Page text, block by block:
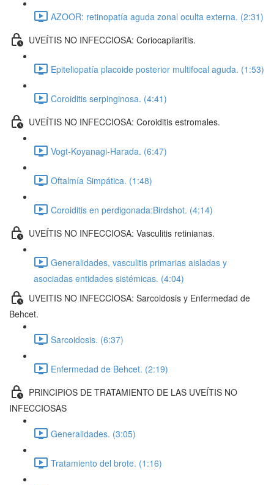
AZOOR: retinopatía aguda zonal oculta externa. (2:31)
UVEÍTIS NO INFECCIOSA: Coriocapilaritis.
Epiteliopatía placoide posterior multifocal aguda. (1:53)
Coroiditis serpinginosa. (4:41)
UVEÍTIS NO INFECCIOSA: Coroiditis estromales.
Vogt-Koyanagi-Harada. (6:47)
Oftalmía Simpática. (1:48)
Coroiditis en perdigonada:Birdshot. (4:14)
UVEÍTIS NO INFECCIOSA: Vasculitis retinianas.
Generalidades, vasculitis primarias aisladas y
asociadas entidades sistémicas. (4:04)
UVEITIS NO INFECCIOSA: Sarcoidosis y Enfermedad de
Behcet.
Sarcoidosis. (6:37)
Enfermedad de Behcet. (2:19)
PRINCIPIOS DE TRATAMIENTO DE LAS UVEÍTIS NO
INFECCIOSAS
Generalidades. (3:05)
Tratamiento del brote. (1:16)